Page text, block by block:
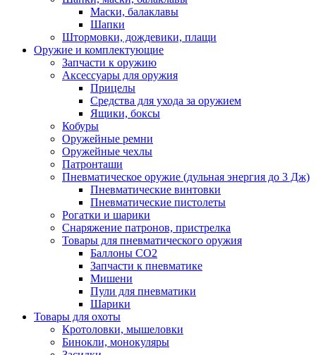
Маски, балаклавы
Шапки
Штормовки, дождевики, плащи
Оружие и комплектующие
Запчасти к оружию
Аксессуары для оружия
Прицелы
Средства для ухода за оружием
Ящики, боксы
Кобуры
Оружейные ремни
Оружейные чехлы
Патронташи
Пневматическое оружие (дульная энергия до 3 Дж)
Пневматические винтовки
Пневматические пистолеты
Рогатки и шарики
Снаряжение патронов, пристрелка
Товары для пневматического оружия
Баллоны СО2
Запчасти к пневматике
Мишени
Пули для пневматики
Шарики
Товары для охоты
Кротоловки, мышеловки
Бинокли, монокуляры